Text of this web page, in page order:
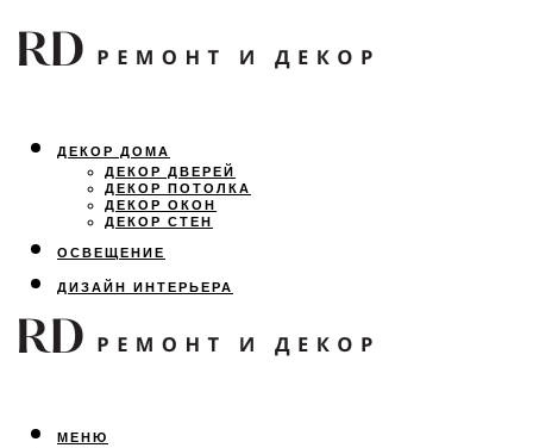
ДЕКОР ДОМА
ДЕКОР ДВЕРЕЙ
ДЕКОР ПОТОЛКА
ДЕКОР ОКОН
ДЕКОР СТЕН
ОСВЕЩЕНИЕ
ДИЗАЙН ИНТЕРЬЕРА
ЛАНДШАФТНЫЙ ДИЗАЙН
ВСЕ ПРО РЕМОНТ
МЕНЮ